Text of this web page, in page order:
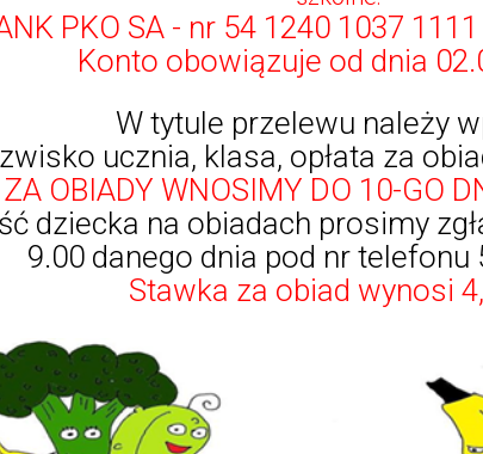
PKO SA - nr 54 1240 1037
Konto obowiązuje od dnia
W tytule przelewu należy
ucznia, klasa, opłata za
OBIADY WNOSIMY DO 10-GO
dziecka na obiadach prosimy
9.00 danego dnia pod nr telefonu
Stawka za obiad wynosi